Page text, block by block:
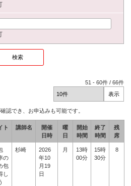
51 -60件 /66件
認でき、お申込みも可能です。
ト
講師名
開催
日時
曜
日
開始
時間
終了
時間
残
席
の
包
し
杉崎
2026
年10
月19
日
月
13時
00分
15時
30分
8